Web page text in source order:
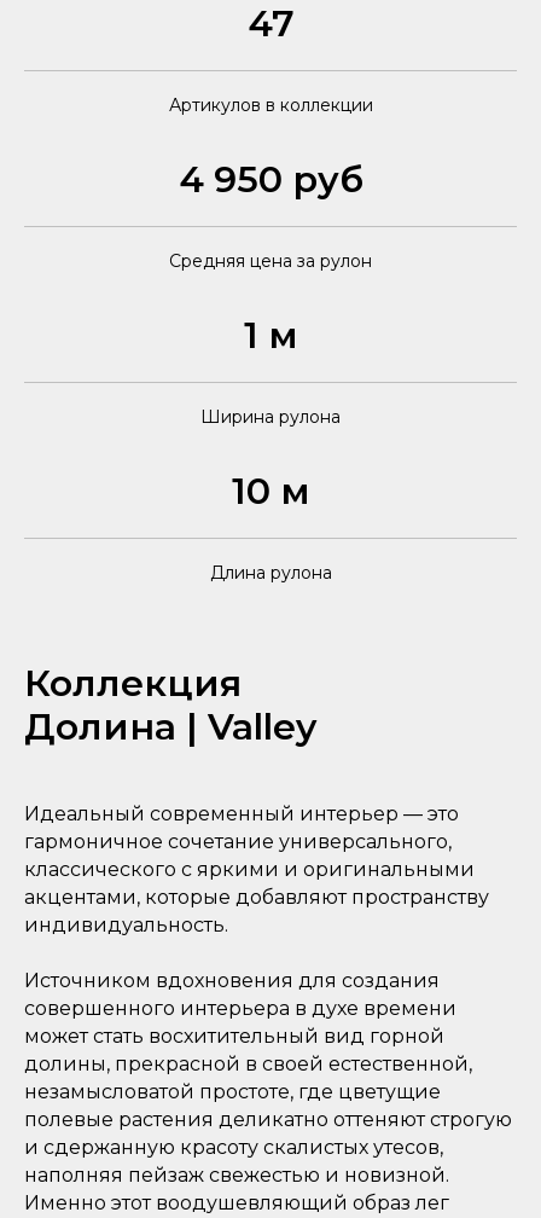
47
Артикулов в коллекции
4 950 руб
Средняя цена за рулон
1 м
Ширина рулона
10 м
Длина рулона
Коллекция
Долина | Valley
Идеальный современный интерьер — это
гармоничное сочетание универсального,
классического с яркими и оригинальными
акцентами, которые добавляют пространству
индивидуальность.
Источником вдохновения для создания
совершенного интерьера в духе времени
может стать восхитительный вид горной
долины, прекрасной в своей естественной,
незамысловатой простоте, где цветущие
полевые растения деликатно оттеняют строгую
и сдержанную красоту скалистых утесов,
наполняя пейзаж свежестью и новизной.
Именно этот воодушевляющий образ лег